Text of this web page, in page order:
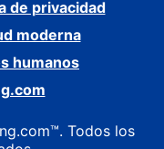
de privacidad
moderna
humanos
Todos los